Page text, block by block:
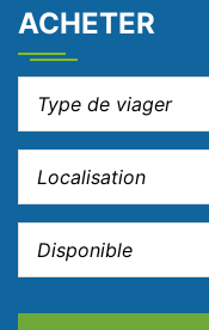
ACHETER
Type de viager
Localisation
Disponible